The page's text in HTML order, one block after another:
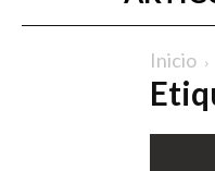
Inicio